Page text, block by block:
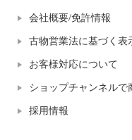
会社概要/免許情報
古物営業法に基づく表
お客様対応について
ショップチャンネルで
採用情報